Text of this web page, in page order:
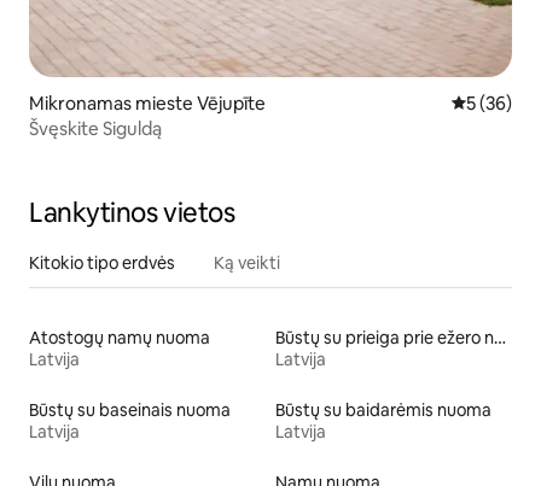
Mikronamas mieste Vējupīte Vidutinis
5 (36)
Švęskite Siguldą
Lankytinos vietos
Kitokio tipo erdvės Ką veikti
Atostogų namų nuoma
Latvija
Būstų su prieiga prie ežero nuoma
Latvija
Būstų su baseinais nuoma
Latvija
Būstų su baidarėmis nuoma
Latvija